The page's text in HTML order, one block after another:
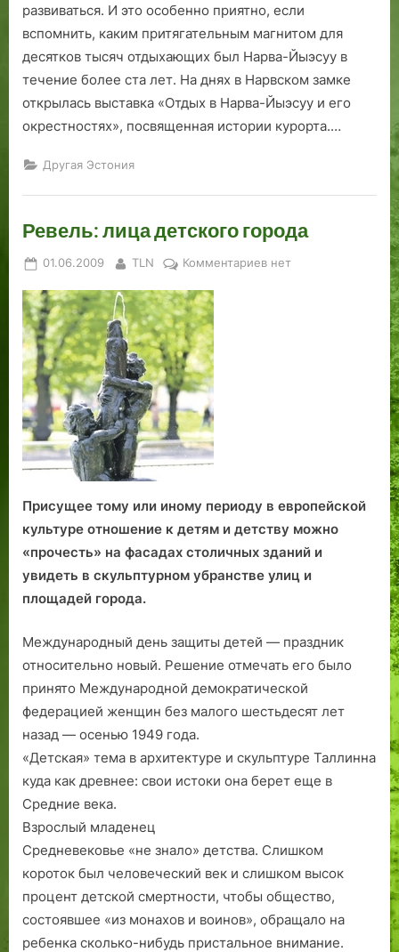
развиваться. И это особенно приятно, если
вспомнить, каким притягательным магнитом для
десятков тысяч отдыхающих был Нарва-Йыэсуу в
течение более ста лет. На днях в Нарвском замке
открылась выставка «Отдых в Нарва-Йыэсуу и его
окрестностях», посвященная истории курорта.…
Другая Эстония
Ревель: лица детского города
Posted
01.06.2009 By
TLN Комментариевкнет
Присущее тому или иному периоду в европейской
культуре отношение к детям и детству можно
«прочесть» на фасадах столичных зданий и
увидеть в скульптурном убранстве улиц и
площадей города.
Международный день защиты детей — праздник
относительно новый. Решение отмечать его было
принято Международной демократической
федерацией женщин без малого шестьдесят лет
назад — осенью 1949 года.
«Детская» тема в архитектуре и скульптуре Таллинна
куда как древнее: свои истоки она берет еще в
Средние века.
Взрослый младенец
Средневековье «не знало» детства. Слишком
короток был человеческий век и слишком высок
процент детской смертности, чтобы общество,
состоявшее «из монахов и воинов», обращало на
ребенка сколько-нибудь пристальное внимание.